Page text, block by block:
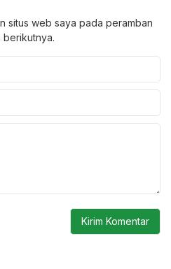
situs web saya pada peramban
berikutnya.